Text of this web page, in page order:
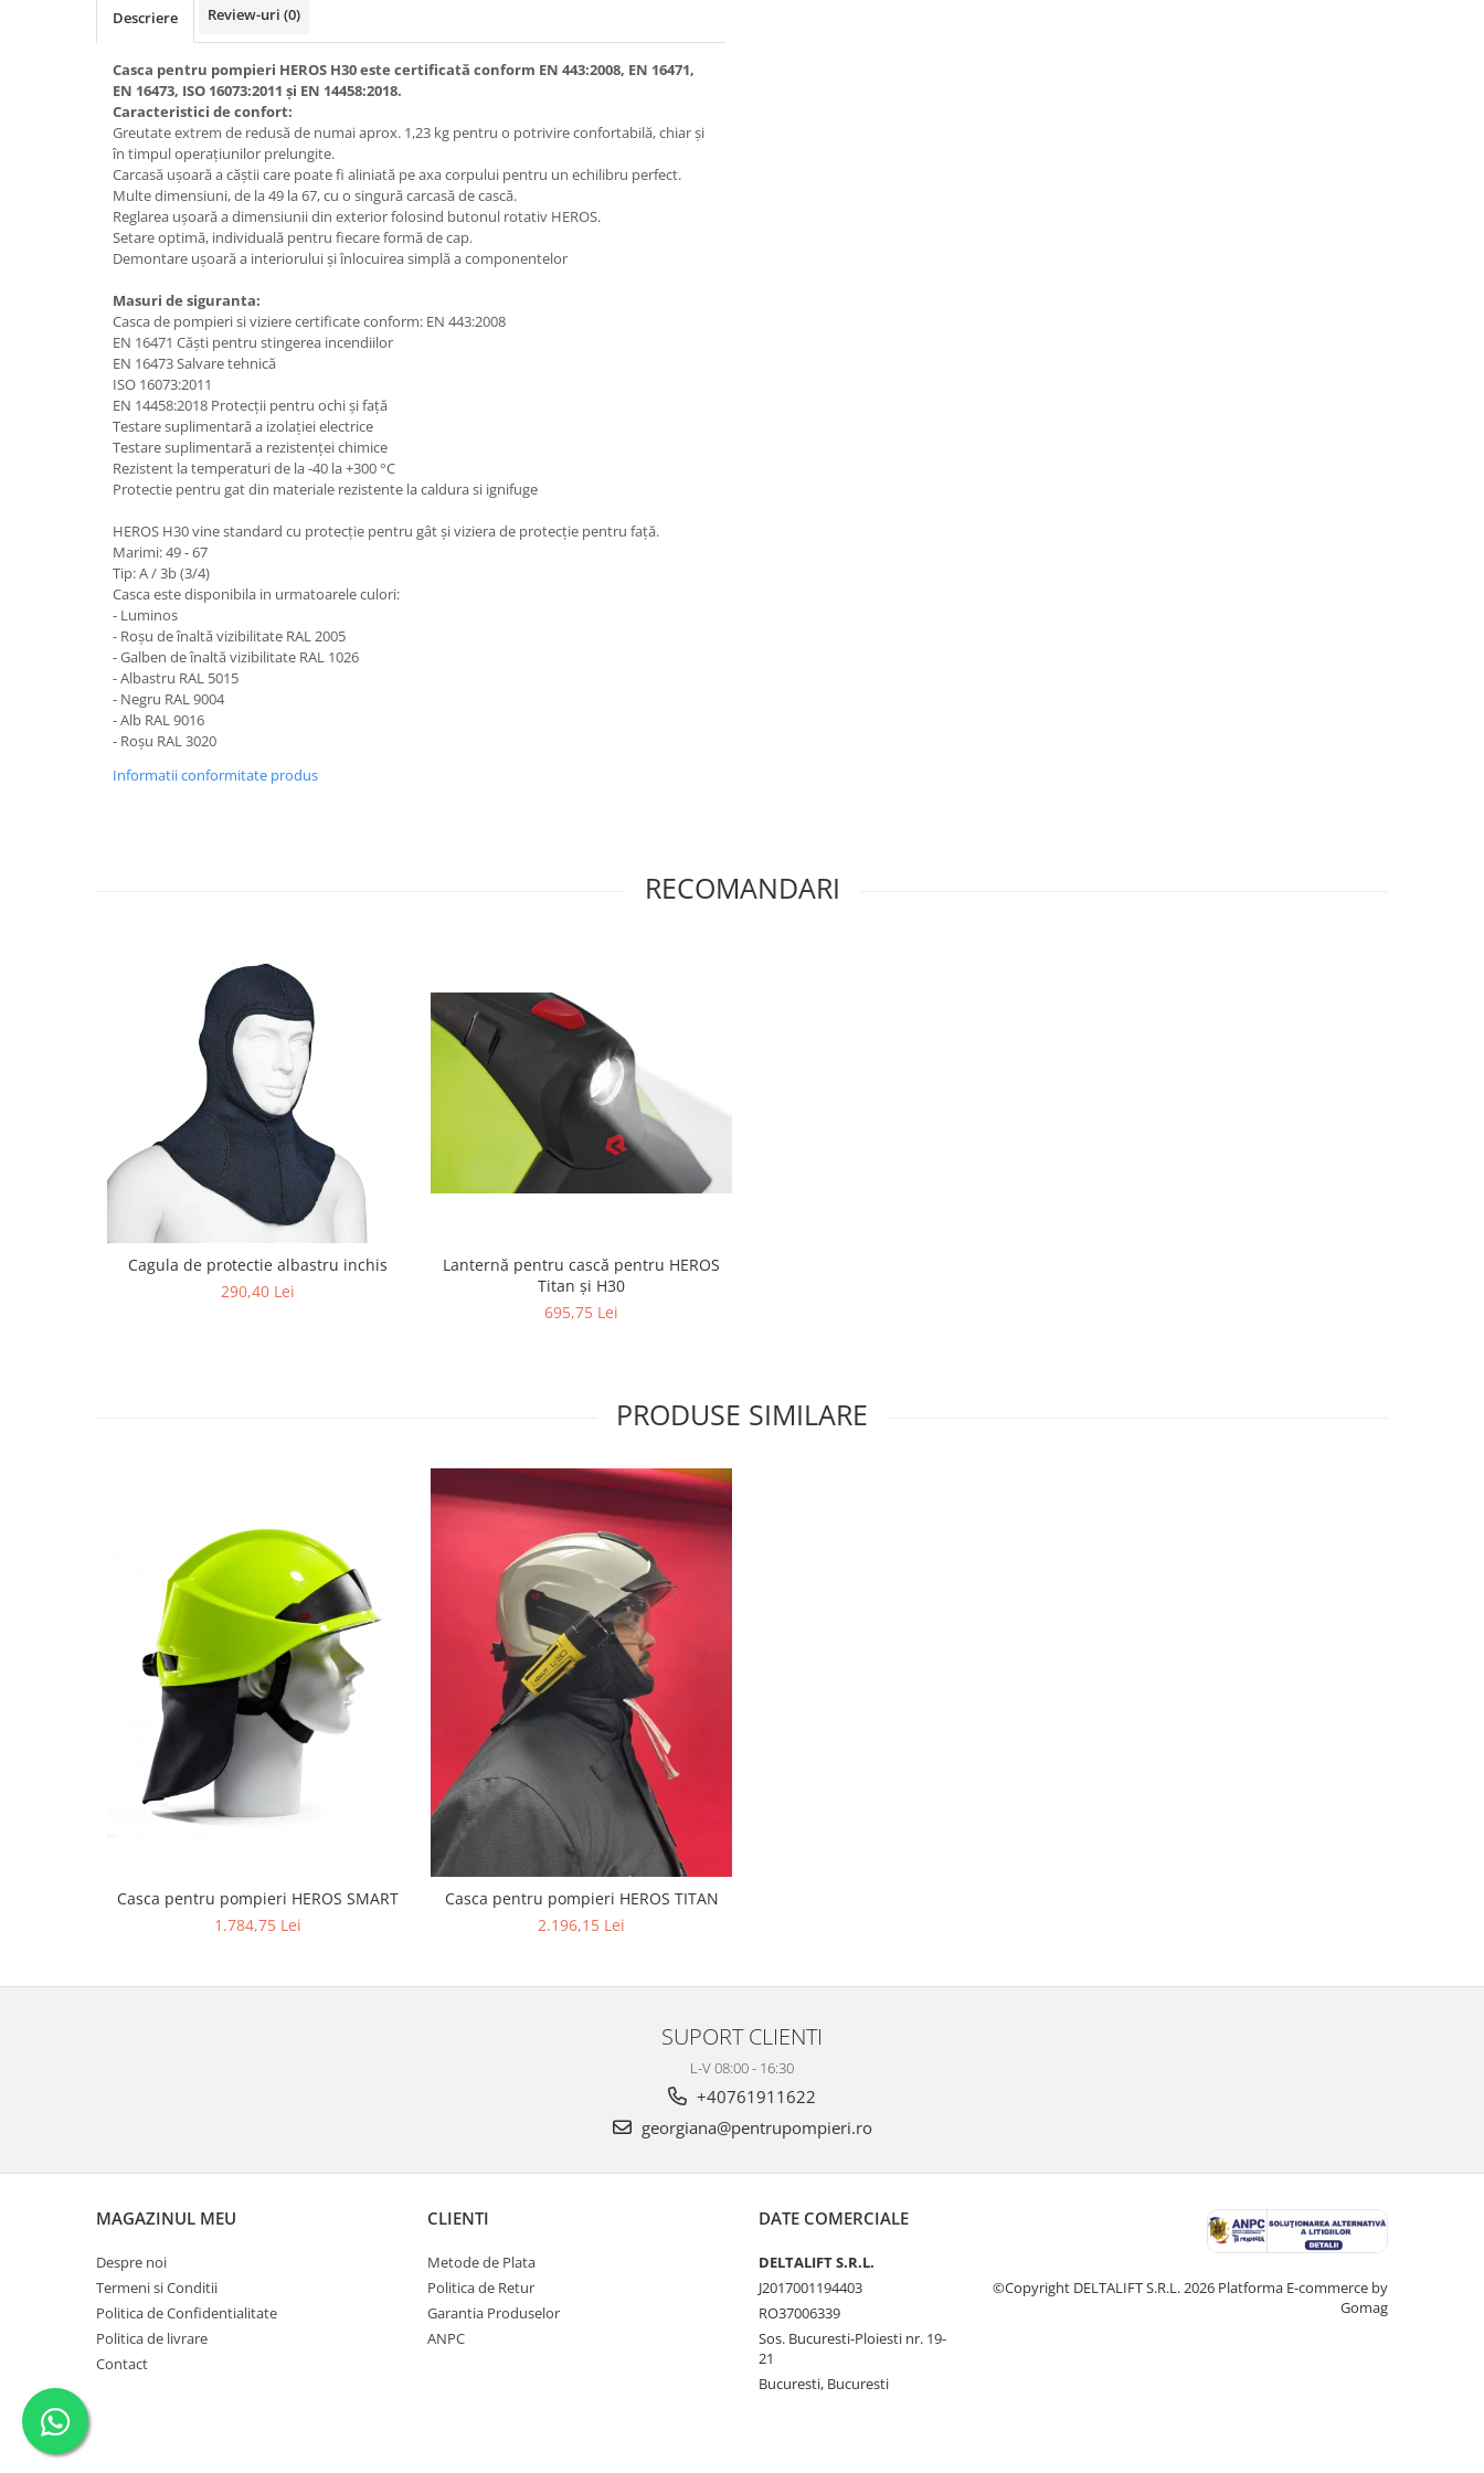
Descriere Review-uri (0)
Casca pentru pompieri HEROS H30 este certificată conform EN 443:2008, EN 16471,
EN 16473, ISO 16073:2011 și EN 14458:2018.
Caracteristici de confort:
Greutate extrem de redusă de numai aprox. 1,23 kg pentru o potrivire confortabilă, chiar și
în timpul operațiunilor prelungite.
Carcasă ușoară a căștii care poate fi aliniată pe axa corpului pentru un echilibru perfect.
Multe dimensiuni, de la 49 la 67, cu o singură carcasă de cască.
Reglarea ușoară a dimensiunii din exterior folosind butonul rotativ HEROS.
Setare optimă, individuală pentru fiecare formă de cap.
Demontare ușoară a interiorului și înlocuirea simplă a componentelor
Masuri de siguranta:
Casca de pompieri si viziere certificate conform: EN 443:2008
EN 16471 Căști pentru stingerea incendiilor
EN 16473 Salvare tehnică
ISO 16073:2011
EN 14458:2018 Protecții pentru ochi și față
Testare suplimentară a izolației electrice
Testare suplimentară a rezistenței chimice
Rezistent la temperaturi de la -40 la +300 °C
Protectie pentru gat din materiale rezistente la caldura si ignifuge
HEROS H30 vine standard cu protecție pentru gât și viziera de protecție pentru față.
Marimi: 49 - 67
Tip: A / 3b (3/4)
Casca este disponibila in urmatoarele culori:
- Luminos
- Roșu de înaltă vizibilitate RAL 2005
- Galben de înaltă vizibilitate RAL 1026
- Albastru RAL 5015
- Negru RAL 9004
- Alb RAL 9016
- Roșu RAL 3020
Informatii conformitate produs
RECOMANDARI
Cagula de protectie albastru inchis
290,40 Lei
Lanternă pentru cască pentru HEROS
Titan și H30
695,75 Lei
PRODUSE SIMILARE
Casca pentru pompieri HEROS SMART
1.784,75 Lei
Casca pentru pompieri HEROS TITAN
2.196,15 Lei
SUPORT CLIENTI
L-V 08:00 - 16:30
+40761911622
georgiana@pentrupompieri.ro
MAGAZINUL MEU
Despre noi
Termeni si Conditii
Politica de Confidentialitate
Politica de livrare
Contact
CLIENTI
Metode de Plata
Politica de Retur
Garantia Produselor
ANPC
DATE COMERCIALE
DELTALIFT S.R.L.
J2017001194403
RO37006339
Sos. Bucuresti-Ploiesti nr. 19-
21
Bucuresti, Bucuresti
©Copyright DELTALIFT S.R.L. 2026 Platforma E-commerce by
Gomag